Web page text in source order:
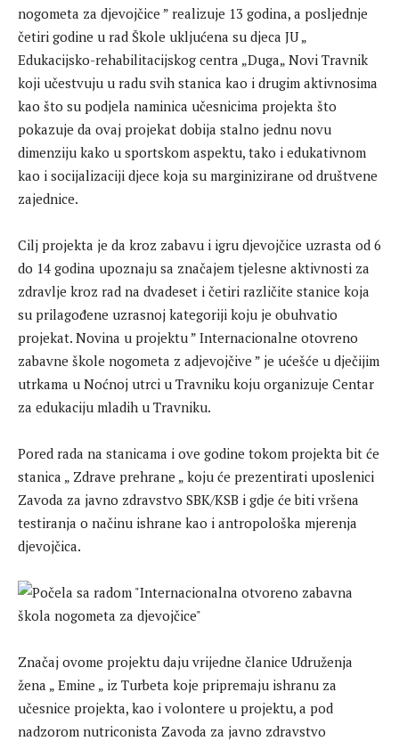
nogometa za djevojčice ” realizuje 13 godina, a posljednje
četiri godine u rad Škole ukljućena su djeca JU „
Edukacijsko-rehabilitacijskog centra „Duga„ Novi Travnik
koji učestvuju u radu svih stanica kao i drugim aktivnosima
kao što su podjela naminica učesnicima projekta što
pokazuje da ovaj projekat dobija stalno jednu novu
dimenziju kako u sportskom aspektu, tako i edukativnom
kao i socijalizaciji djece koja su marginizirane od društvene
zajednice.
Cilj projekta je da kroz zabavu i igru djevojčice uzrasta od 6
do 14 godina upoznaju sa značajem tjelesne aktivnosti za
zdravlje kroz rad na dvadeset i četiri različite stanice koja
su prilagođene uzrasnoj kategoriji koju je obuhvatio
projekat. Novina u projektu ” Internacionalne otovreno
zabavne škole nogometa z adjevojčive ” je ućešće u dječijim
utrkama u Noćnoj utrci u Travniku koju organizuje Centar
za edukaciju mladih u Travniku.
Pored rada na stanicama i ove godine tokom projekta bit će
stanica „ Zdrave prehrane „ koju će prezentirati uposlenici
Zavoda za javno zdravstvo SBK/KSB i gdje će biti vršena
testiranja o načinu ishrane kao i antropološka mjerenja
djevojčica.
Značaj ovome projektu daju vrijedne članice Udruženja
žena „ Emine „ iz Turbeta koje pripremaju ishranu za
učesnice projekta, kao i volontere u projektu, a pod
nadzorom nutriconista Zavoda za javno zdravstvo